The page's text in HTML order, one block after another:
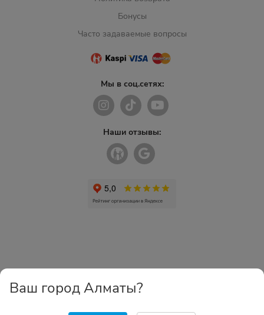
Бонусы
Часто задаваемые вопросы
Мы в соц.сетях:
Наши отзывы:
Ваш город Алматы?